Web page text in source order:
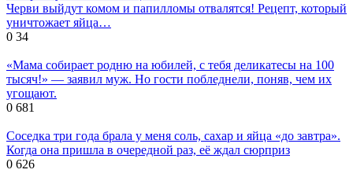
Черви выйдут комом и папилломы отвалятся! Рецепт, который
уничтожает яйца…
0 34
«Мама собирает родню на юбилей, с тебя деликатесы на 100
тысяч!» — заявил муж. Но гости побледнели, поняв, чем их
угощают.
0 681
Соседка три года брала у меня соль, сахар и яйца «до завтра».
Когда она пришла в очередной раз, её ждал сюрприз
0 626